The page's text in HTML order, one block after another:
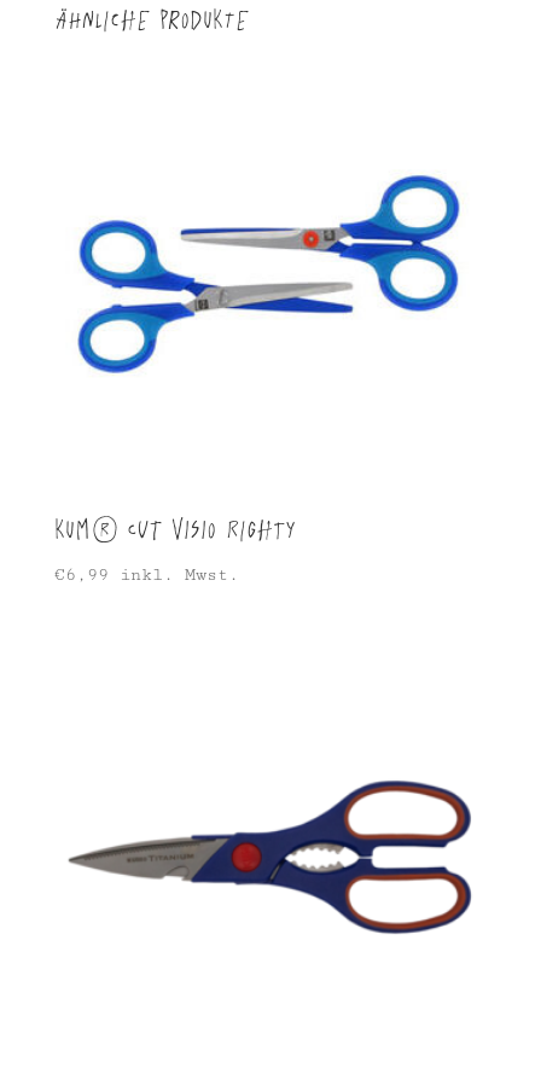
Ähnliche Produkte
KUM® CUT VISIO Righty
€6,99 inkl. Mwst.